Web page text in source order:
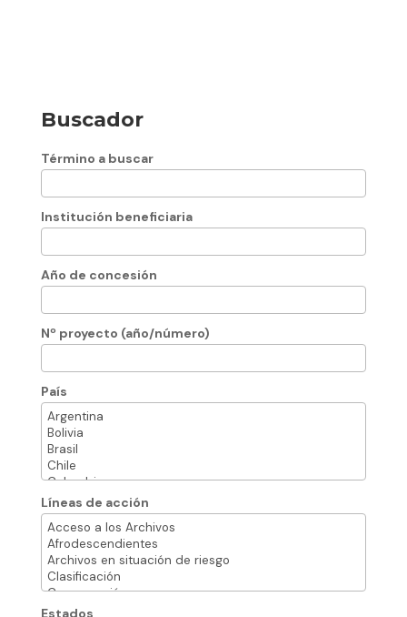
Buscador
Término a buscar
Institución beneficiaria
Año de concesión
Nº proyecto (año/número)
País
Líneas de acción
Estados